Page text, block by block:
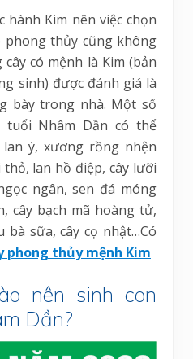
hành Kim nên việc chọn
phong thủy cũng không
có mệnh là Kim (bản
sinh) được đánh giá là
bày trong nhà. Một số
Nhâm Dần có thể
ý, xương rồng nhện
lan hồ điệp, cây lưỡi
ngân, sen đá móng
cây bạch mã hoàng tử,
bà sữa, cây cọ nhật…Có
phong thủy mệnh Kim
nên sinh con
Dần?